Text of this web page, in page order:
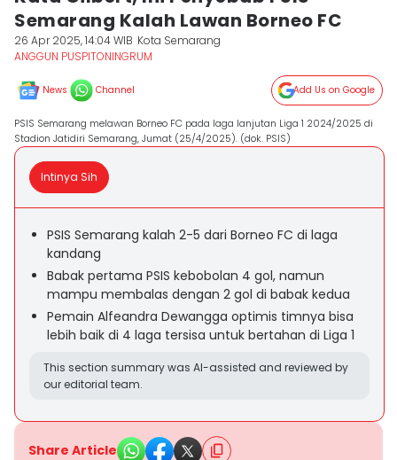
Semarang Kalah Lawan Borneo FC
26 Apr 2025, 14:04 WIB Kota Semarang
ANGGUN PUSPITONINGRUM
News Channel Add Us on Google
PSIS Semarang melawan Borneo FC pada laga lanjutan Liga 1 2024/2025 di
Stadion Jatidiri Semarang, Jumat (25/4/2025). (dok. PSIS)
Intinya Sih
PSIS Semarang kalah 2-5 dari Borneo FC di laga
kandang
Babak pertama PSIS kebobolan 4 gol, namun
mampu membalas dengan 2 gol di babak kedua
Pemain Alfeandra Dewangga optimis timnya bisa
lebih baik di 4 laga tersisa untuk bertahan di Liga 1
This section summary was AI-assisted and reviewed by
our editorial team.
Share Article